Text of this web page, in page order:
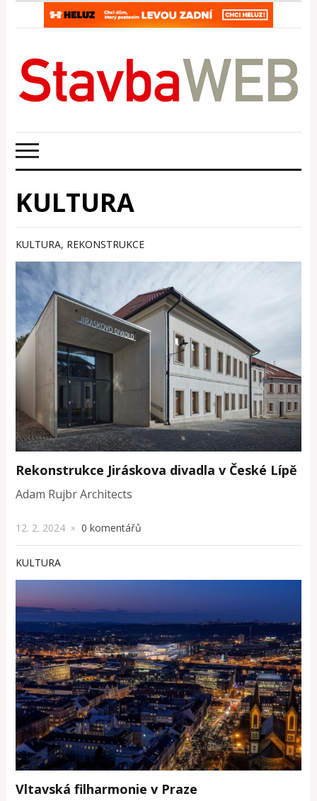
KULTURA
KULTURA, REKONSTRUKCE
Rekonstrukce Jiráskova divadla v České Lípě
Adam Rujbr Architects
12. 2. 2024 × 0 komentářů
KULTURA
Vltavská filharmonie v Praze